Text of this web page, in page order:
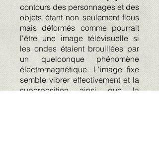
contours des personnages et des
objets étant non seulement flous
mais déformés comme pourrait
l'être une image télévisuelle si
les ondes étaient brouillées par
un quelconque phénomène
électromagnétique. L'image fixe
semble vibrer effectivement et la
superposition ainsi que la